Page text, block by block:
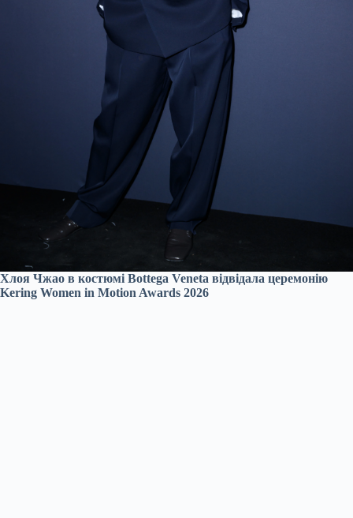
Хлоя Чжао в костюмі Bottega Veneta відвідала церемонію
Kering Women in Motion Awards 2026